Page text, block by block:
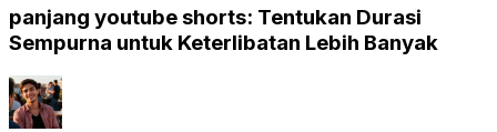
panjang youtube shorts: Tentukan Durasi
Sempurna untuk Keterlibatan Lebih Banyak